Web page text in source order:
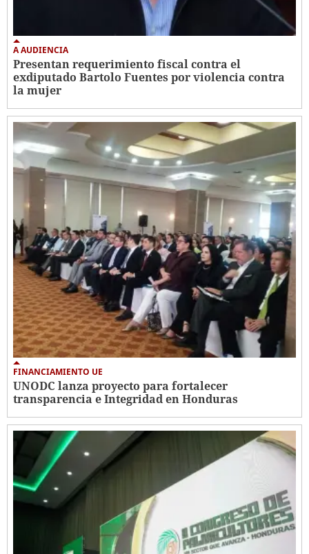
A AUDIENCIA
Presentan requerimiento fiscal contra el
exdiputado Bartolo Fuentes por violencia contra
la mujer
FINANCIAMIENTO UE
UNODC lanza proyecto para fortalecer
transparencia e Integridad en Honduras